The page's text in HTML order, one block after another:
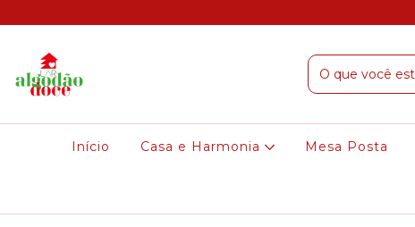
Início Casa e Harmonia Mesa Posta